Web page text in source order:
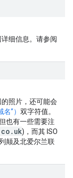
细信息。请参阅
照片，还可能会
”） 双字符值。
也有一些需要注
)，而其 ISO
颠及北爱尔兰联